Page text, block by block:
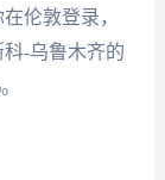
伦敦登录，
-乌鲁木齐的